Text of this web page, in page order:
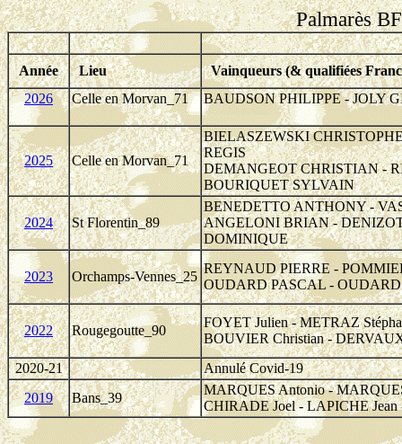
Palmarès
Année Lieu
Vainqueurs (& qualifiées
2026
Celle en Morvan_71 BAUDSON PHILIPPE - JOLY
2025 Celle en Morvan_71
BIELASZEWSKI
REGIS
DEMANGEOT CHRISTIAN -
BOURIQUET SYLVAIN
2024 St Florentin_89
BENEDETTO ANTHONY -
ANGELONI BRIAN -
DOMINIQUE
2023 Orchamps-Vennes_25
REYNAUD PIERRE -
OUDARD PASCAL -
2022 Rougegoutte_90
FOYET Julien - METRAZ
BOUVIER Christian -
2020-21
Annulé Covid-19
2019
Bans_39
MARQUES Antonio -
CHIRADE Joel - LAPICHE